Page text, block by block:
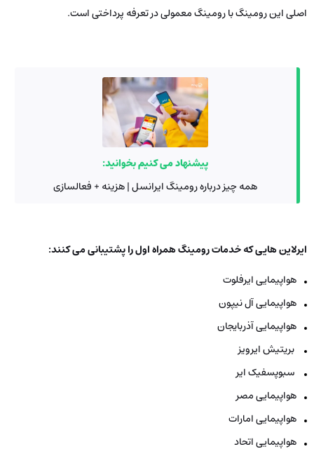
اصلی این رومینگ با رومینگ معمولی در تعرفه پرداختی است.
پیشنهاد می کنیم بخوانید:
همه چیز درباره رومینگ ایرانسل | هزینه + فعالسازی
ایرلاین هایی که خدمات رومینگ همراه اول را پشتیبانی می کنند:
هواپیمایی ایرفلوت
هواپیمایی آل نیپون
هواپیمایی آذربایجان
بریتیش ایرویز
سبوپسفیک ایر
هواپیمایی مصر
هواپیمایی امارات
هواپیمایی اتحاد